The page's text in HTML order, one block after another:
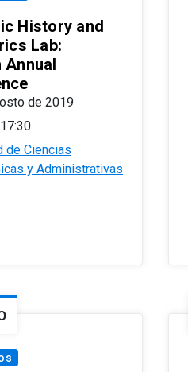
History and
Lab:
Annual
de 2019
de Ciencias
y Administrativas